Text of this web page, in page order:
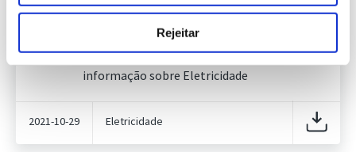
Rejeitar
Informação Semanal do Sistema
Publicação com periodicidade semanal, com
informação sobre Eletricidade
2021-10-29 Eletricidade